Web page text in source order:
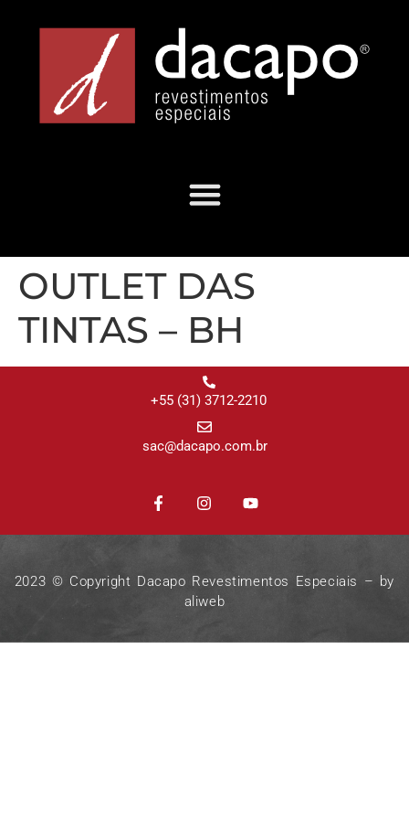
OUTLET DAS
TINTAS – BH
+55 (31) 3712-2210
sac@dacapo.com.br
2023 © Copyright Dacapo Revestimentos Especiais – by
aliweb